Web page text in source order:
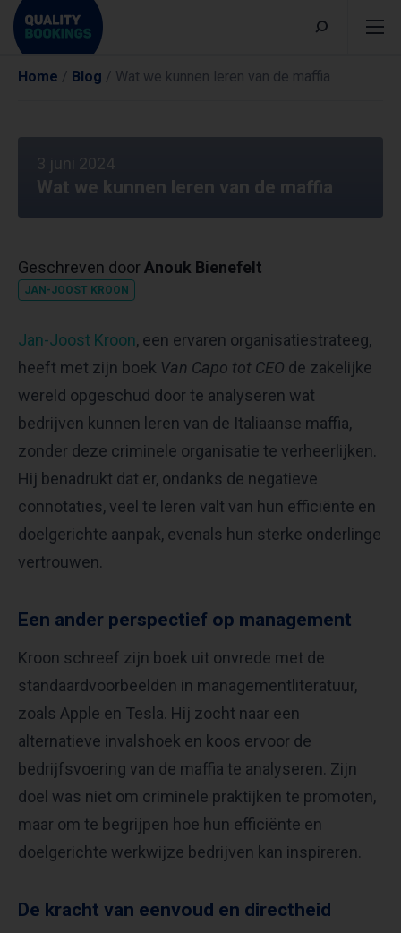
Home / Blog / Wat we kunnen leren van de maffia
3 juni 2024
Wat we kunnen leren van de maffia
Geschreven door Anouk Bienefelt
JAN-JOOST KROON
Jan-Joost Kroon, een ervaren organisatiestrateeg,
heeft met zijn boek Van Capo tot CEO de zakelijke
wereld opgeschud door te analyseren wat
bedrijven kunnen leren van de Italiaanse maffia,
zonder deze criminele organisatie te verheerlijken.
Hij benadrukt dat er, ondanks de negatieve
connotaties, veel te leren valt van hun efficiënte en
doelgerichte aanpak, evenals hun sterke onderlinge
vertrouwen.
Een ander perspectief op management
Kroon schreef zijn boek uit onvrede met de
standaardvoorbeelden in managementliteratuur,
zoals Apple en Tesla. Hij zocht naar een
alternatieve invalshoek en koos ervoor de
bedrijfsvoering van de maffia te analyseren. Zijn
doel was niet om criminele praktijken te promoten,
maar om te begrijpen hoe hun efficiënte en
doelgerichte werkwijze bedrijven kan inspireren. ​
De kracht van eenvoud en directheid